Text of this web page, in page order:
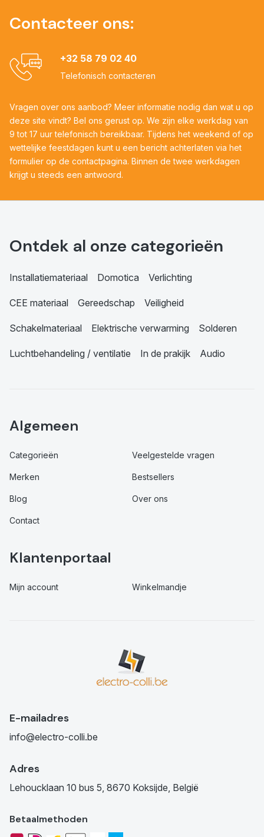
Contacteer ons:
+32 58 79 02 40
Telefonisch contacteren
Vragen over ons aanbod? Meer informatie nodig dan wat u op
deze site vindt? Bel ons gerust op. We zijn elke werkdag van
9 tot 17 uur telefonisch bereikbaar. Tijdens het weekend of op
wettelijke feestdagen kunt u een bericht achterlaten via het
formulier op de contactpagina. Binnen de twee werkdagen
krijgt u steeds een antwoord.
Ontdek al onze categorieën
Installatiemateriaal Domotica Verlichting
CEE materiaal Gereedschap Veiligheid
Schakelmateriaal Elektrische verwarming Solderen
Luchtbehandeling / ventilatie In de prakijk Audio
Algemeen
Categorieën Veelgestelde vragen
Merken Bestsellers
Blog Over ons
Contact
Klantenportaal
Mijn account Winkelmandje
E-mailadres
info@electro-colli.be
Adres
Lehoucklaan 10 bus 5, 8670 Koksijde, België
Betaalmethoden